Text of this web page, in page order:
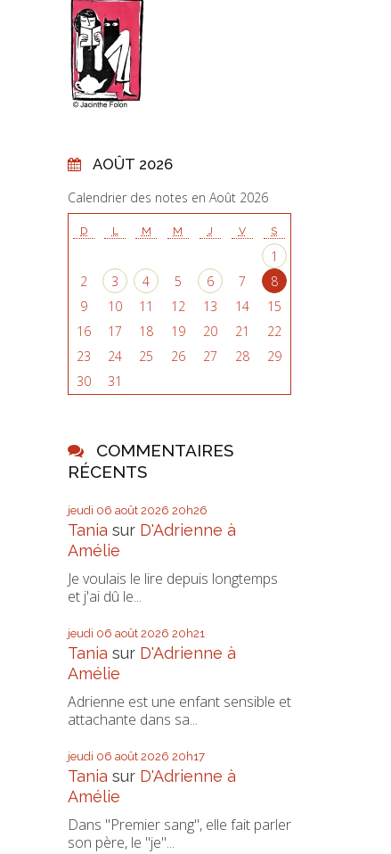
AOÛT 2026
Calendrier des notes en Août 2026
D L M M J V S
1
2
3 4 5 6 7
8
9
10 11 12 13 14
15
16
17 18 19 20 21
22
23
24 25 26 27 28
29
30
31
COMMENTAIRES
RÉCENTS
jeudi 06 août 2026 20h26
Tania sur D'Adrienne à
Amélie
Je voulais le lire depuis longtemps
et j'ai dû le...
jeudi 06 août 2026 20h21
Tania sur D'Adrienne à
Amélie
Adrienne est une enfant sensible et
attachante dans sa...
jeudi 06 août 2026 20h17
Tania sur D'Adrienne à
Amélie
Dans "Premier sang", elle fait parler
son père, le "je"...